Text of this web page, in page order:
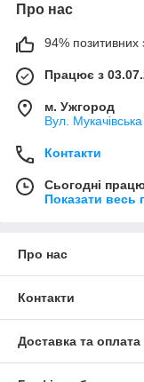
Про нас
94% позитивних
Працює з
м. Ужгород
Вул.
Контакти
Сьогодні
Показати весь
Про нас
Контакти
Доставка та оплата